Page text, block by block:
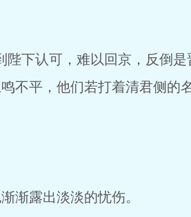
下认可，难以回京，反倒是
不平，他们若打着清君侧的
露出淡淡的忧伤。